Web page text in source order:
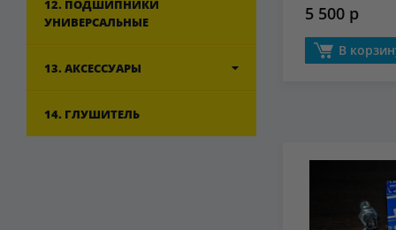
12. ПОДШИПНИКИ
УНИВЕРСАЛЬНЫЕ
13. АКСЕССУАРЫ
14. ГЛУШИТЕЛЬ
5 500 р
В